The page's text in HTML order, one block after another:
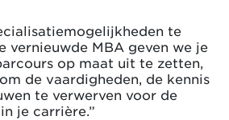
te
vernieuwde MBA geven we je
op maat uit te zetten,
de vaardigheden, de kennis
te verwerven voor de
je carrière.”